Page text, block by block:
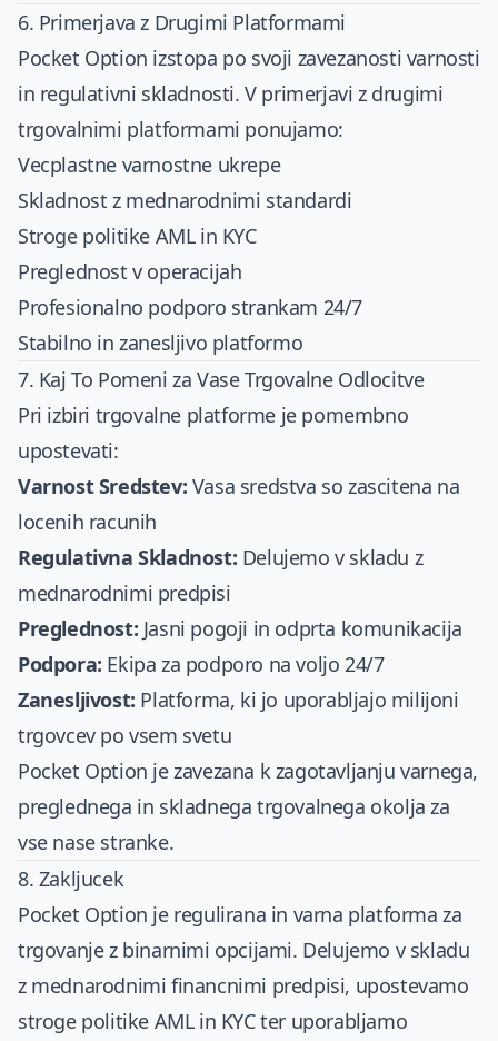
6. Primerjava z Drugimi Platformami
Pocket Option izstopa po svoji zavezanosti varnosti
in regulativni skladnosti. V primerjavi z drugimi
trgovalnimi platformami ponujamo:
Vecplastne varnostne ukrepe
Skladnost z mednarodnimi standardi
Stroge politike AML in KYC
Preglednost v operacijah
Profesionalno podporo strankam 24/7
Stabilno in zanesljivo platformo
7. Kaj To Pomeni za Vase Trgovalne Odlocitve
Pri izbiri trgovalne platforme je pomembno
upostevati:
Varnost Sredstev: Vasa sredstva so zascitena na
locenih racunih
Regulativna Skladnost: Delujemo v skladu z
mednarodnimi predpisi
Preglednost: Jasni pogoji in odprta komunikacija
Podpora: Ekipa za podporo na voljo 24/7
Zanesljivost: Platforma, ki jo uporabljajo milijoni
trgovcev po vsem svetu
Pocket Option je zavezana k zagotavljanju varnega,
preglednega in skladnega trgovalnega okolja za
vse nase stranke.
8. Zakljucek
Pocket Option je regulirana in varna platforma za
trgovanje z binarnimi opcijami. Delujemo v skladu
z mednarodnimi financnimi predpisi, upostevamo
stroge politike AML in KYC ter uporabljamo